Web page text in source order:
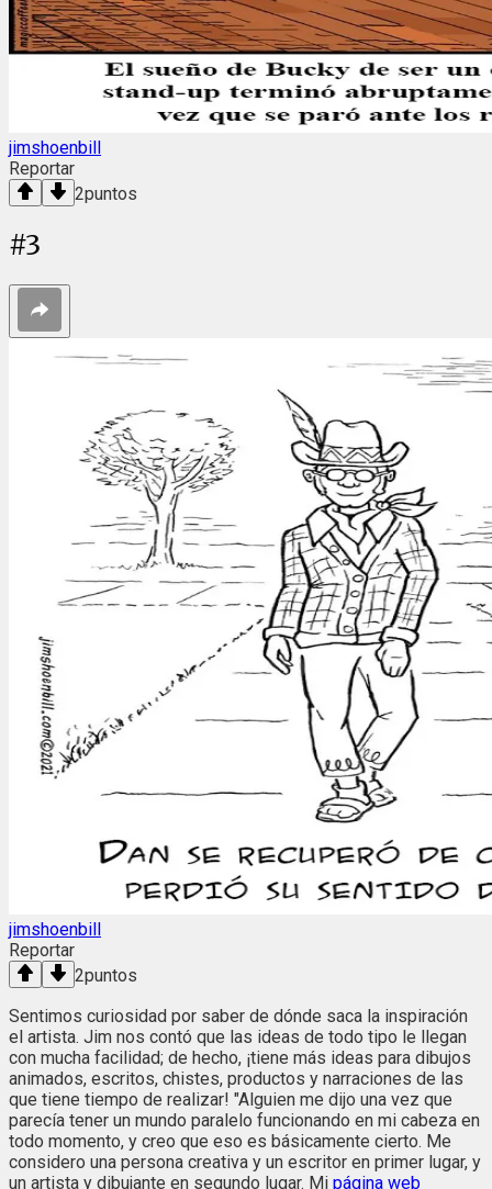
jimshoenbill
Reportar
2puntos
#3
jimshoenbill
Reportar
2puntos
Sentimos curiosidad por saber de dónde saca la inspiración
el artista. Jim nos contó que las ideas de todo tipo le llegan
con mucha facilidad; de hecho, ¡tiene más ideas para dibujos
animados, escritos, chistes, productos y narraciones de las
que tiene tiempo de realizar! "Alguien me dijo una vez que
parecía tener un mundo paralelo funcionando en mi cabeza en
todo momento, y creo que eso es básicamente cierto. Me
considero una persona creativa y un escritor en primer lugar, y
un artista y dibujante en segundo lugar. Mi página web